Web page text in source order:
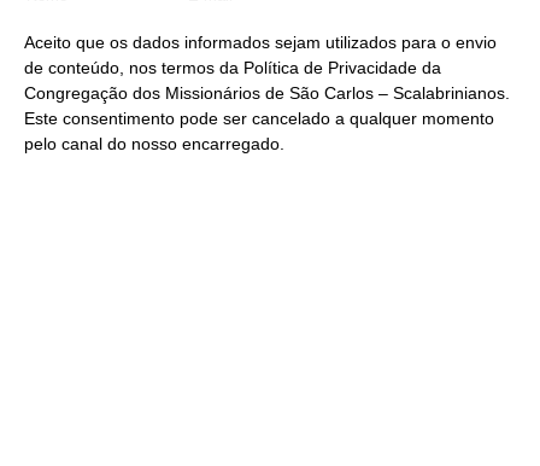
Aceito que os dados informados sejam utilizados para o envio
de conteúdo, nos termos da Política de Privacidade da
Congregação dos Missionários de São Carlos – Scalabrinianos.
Este consentimento pode ser cancelado a qualquer momento
pelo canal do nosso encarregado